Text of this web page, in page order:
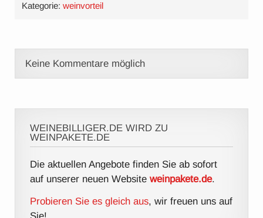
Kategorie:weinvorteil
Keine Kommentare möglich
WEINEBILLIGER.DE WIRD ZU
WEINPAKETE.DE
Die aktuellen Angebote finden Sie ab sofort
auf unserer neuen Websiteweinpakete.de.
Probieren Sie es gleich aus, wir freuen uns auf